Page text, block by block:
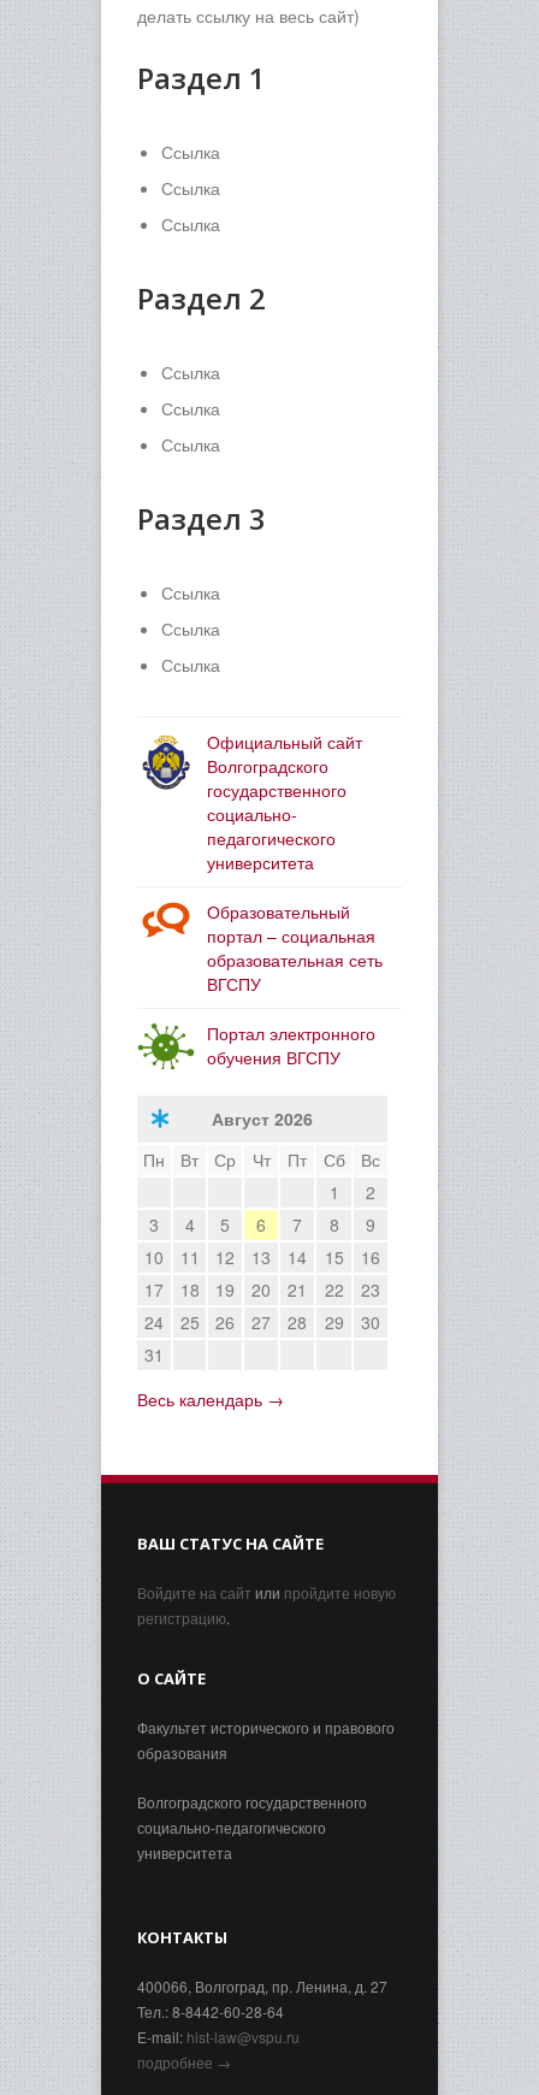
делать ссылку на весь сайт)
Раздел 1
Ссылка
Ссылка
Ссылка
Раздел 2
Ссылка
Ссылка
Ссылка
Раздел 3
Ссылка
Ссылка
Ссылка
Официальный сайт
Волгоградского
государственного
социально-
педагогического
университета
Образовательный
портал – социальная
образовательная сеть
ВГСПУ
Портал электронного
обучения ВГСПУ
Август 2026
Пн
Вт Ср Чт Пт Сб
Вс
1
2
3
4 5 6 7 8
9
10
11 12 13 14 15
16
17
18 19 20 21 22
23
24
25 26 27 28 29
30
31
Весь календарь →
ВАШ СТАТУС НА САЙТЕ
Войдите на сайт или пройдите новую
регистрацию.
О САЙТЕ
Факультет исторического и правового
образования
Волгоградского государственного
социально-педагогического
университета
КОНТАКТЫ
400066, Волгоград, пр. Ленина, д. 27
Тел.: 8-8442-60-28-64
E-mail: hist-law@vspu.ru
подробнее →